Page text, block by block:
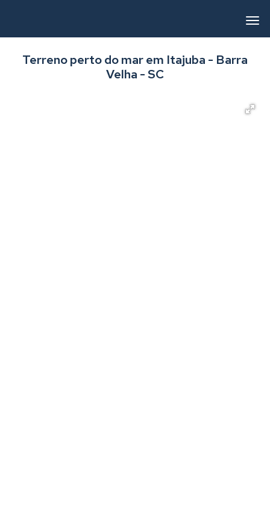
Terreno perto do mar em Itajuba - Barra
Velha - SC